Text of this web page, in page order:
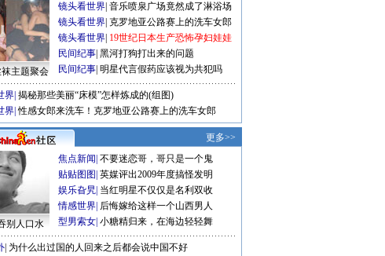
主题聚会
镜头看世界 音乐喷泉广场竟然成了淋浴场
镜头看世界 克罗地亚公路赛上的洗车女郎
镜头看世界 19世纪日本生产恐怖孕妇娃娃
民间纪事 黑河打狗打出来的问题
民间纪事 明星代言假药应该视为共犯吗
界 揭秘那些美丽“床模”怎样炼成的(组图)
界 性感女郎来洗车！克罗地亚公路赛上的洗车女郎
更多>>
别人口水
焦点新闻 不要迷恋哥，哥只是一个鬼
贴贴图图 英媒评出2009年度搞怪发明
娱乐旮旯 当红明星不仅仅是名利双收
情感世界 后悔嫁给这样一个山西男人
型男索女 小糖精归来，在海边轻轻舞
为什么出过国的人回来之后都会说中国不好